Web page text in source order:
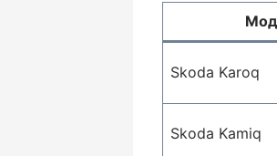
Skoda Karoq
Skoda Kamiq